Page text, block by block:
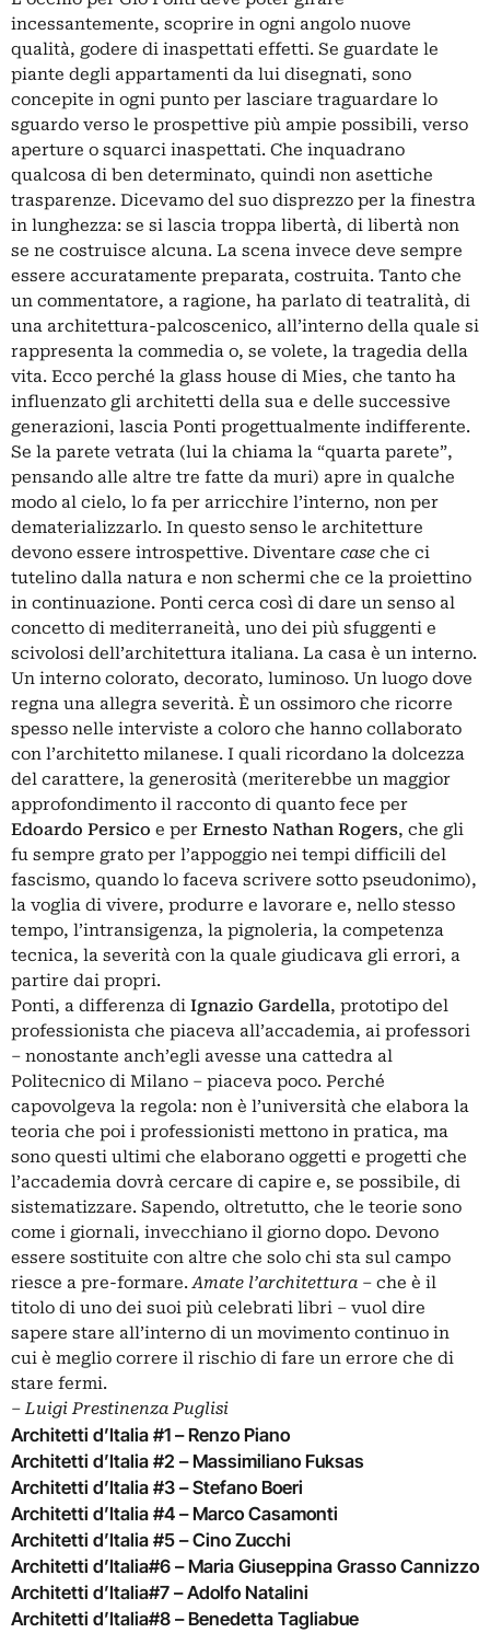
incessantemente, scoprire in ogni angolo nuove
qualità, godere di inaspettati effetti. Se guardate le
piante degli appartamenti da lui disegnati, sono
concepite in ogni punto per lasciare traguardare lo
sguardo verso le prospettive più ampie possibili, verso
aperture o squarci inaspettati. Che inquadrano
qualcosa di ben determinato, quindi non asettiche
trasparenze. Dicevamo del suo disprezzo per la finestra
in lunghezza: se si lascia troppa libertà, di libertà non
se ne costruisce alcuna. La scena invece deve sempre
essere accuratamente preparata, costruita. Tanto che
un commentatore, a ragione, ha parlato di teatralità, di
una architettura-palcoscenico, all’interno della quale si
rappresenta la commedia o, se volete, la tragedia della
vita. Ecco perché la glass house di Mies, che tanto ha
influenzato gli architetti della sua e delle successive
generazioni, lascia Ponti progettualmente indifferente.
Se la parete vetrata (lui la chiama la “quarta parete”,
pensando alle altre tre fatte da muri) apre in qualche
modo al cielo, lo fa per arricchire l’interno, non per
dematerializzarlo. In questo senso le architetture
devono essere introspettive. Diventare case che ci
tutelino dalla natura e non schermi che ce la proiettino
in continuazione. Ponti cerca così di dare un senso al
concetto di mediterraneità, uno dei più sfuggenti e
scivolosi dell’architettura italiana. La casa è un interno.
Un interno colorato, decorato, luminoso. Un luogo dove
regna una allegra severità. È un ossimoro che ricorre
spesso nelle interviste a coloro che hanno collaborato
con l’architetto milanese. I quali ricordano la dolcezza
del carattere, la generosità (meriterebbe un maggior
approfondimento il racconto di quanto fece per
Edoardo Persico e per Ernesto Nathan Rogers, che gli
fu sempre grato per l’appoggio nei tempi difficili del
fascismo, quando lo faceva scrivere sotto pseudonimo),
la voglia di vivere, produrre e lavorare e, nello stesso
tempo, l’intransigenza, la pignoleria, la competenza
tecnica, la severità con la quale giudicava gli errori, a
partire dai propri.
Ponti, a differenza di Ignazio Gardella, prototipo del
professionista che piaceva all’accademia, ai professori
‒ nonostante anch’egli avesse una cattedra al
Politecnico di Milano ‒ piaceva poco. Perché
capovolgeva la regola: non è l’università che elabora la
teoria che poi i professionisti mettono in pratica, ma
sono questi ultimi che elaborano oggetti e progetti che
l’accademia dovrà cercare di capire e, se possibile, di
sistematizzare. Sapendo, oltretutto, che le teorie sono
come i giornali, invecchiano il giorno dopo. Devono
essere sostituite con altre che solo chi sta sul campo
riesce a pre-formare.Amate l’architettura ‒ che è il
titolo di uno dei suoi più celebrati libri ‒ vuol dire
sapere stare all’interno di un movimento continuo in
cui è meglio correre il rischio di fare un errore che di
stare fermi.
‒Luigi Prestinenza Puglisi
Architetti d’Italia #1 – Renzo Piano
Architetti d’Italia #2 – Massimiliano Fuksas
Architetti d’Italia #3 – Stefano Boeri
Architetti d’Italia #4 – Marco Casamonti
Architetti d’Italia #5 – Cino Zucchi
Architetti d’Italia#6 – Maria Giuseppina Grasso Cannizzo
Architetti d’Italia#7 – Adolfo Natalini
Architetti d’Italia#8 – Benedetta Tagliabue